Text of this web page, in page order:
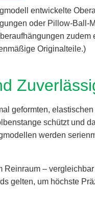
entwickelte
oder Pillow-Ball-
zudem
Originalteile.)
geformten,
schützt und
werden
Reinraum –
gelten, um höchste